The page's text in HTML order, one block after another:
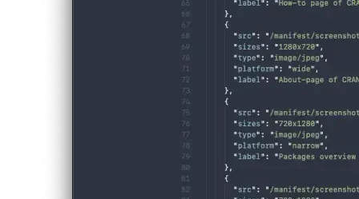
Görüntü kaynağı ve ekran görüntüsünü açıklayan bir etiket dışında,
ayrıca bir form faktörü tanımlayabilir ve her görüntünün boyutunu
belirleyebilirsiniz. Bu, tarayıcıların geçerli kullanıcı için ilgili ekran
görüntülerini göstermesine yardımcı olur.
Örneğin, bir iPad veya Chrome Web Mağazası için çekilmişse,
ekran görüntüsünün ilgili ortamını belirtmek için bir "platform" alanı
PWA'nızdan yerel bir uygulama oluşturan bazı araçlar bu şekilde
doğrudan doğru ekran görüntülerini çıkarabileceğinden, bu yararlı